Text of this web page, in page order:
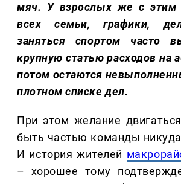
мяч. У взрослых же с этим
всех семьи, графики,
заняться спортом часто
крупную статью расходов на
потом остаются
плотном списке дел.
При этом желание
быть частью команды никуда
И история жителей
– хорошее тому